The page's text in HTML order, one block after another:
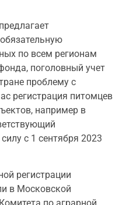
по всем регионам
поголовный учет
проблему с
регистрация питомцев
например в
с 1 сентября 2023
регистрации
в Московской